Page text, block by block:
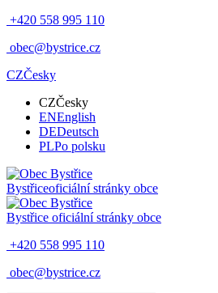
+420 558 995 110
obec@bystrice.cz
CZČesky
CZČesky
ENEnglish
DEDeutsch
PLPo polsku
Bystřiceoficiální stránky obce
Bystřice oficiální stránky obce
+420 558 995 110
obec@bystrice.cz